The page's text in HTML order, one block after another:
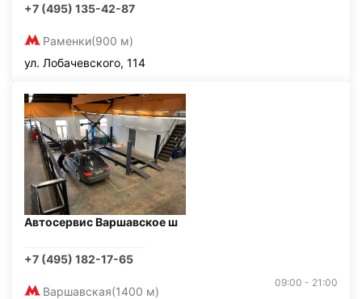
+7 (495) 135-42-87
Раменки(900 м)
ул. Лобачевского, 114
Автосервис Варшавское ш
+7 (495) 182-17-65
Варшавская(1400 м)
09:00 - 21:00